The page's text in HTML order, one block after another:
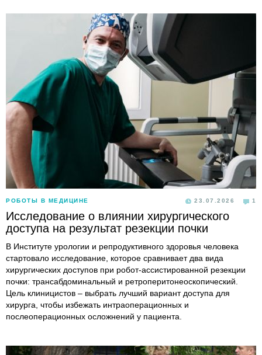
РОБОТЫ В МЕДИЦИНЕ 23.07.2026 1
Исследование о влиянии хирургического
доступа на результат резекции почки
В Институте урологии и репродуктивного здоровья человека
стартовало исследование, которое сравнивает два вида
хирургических доступов при робот-ассистированной резекции
почки: трансабдоминальный и ретроперитонеоскопический.
Цель клиницистов – выбрать лучший вариант доступа для
хирурга, чтобы избежать интраоперационных и
послеоперационных осложнений у пациента.